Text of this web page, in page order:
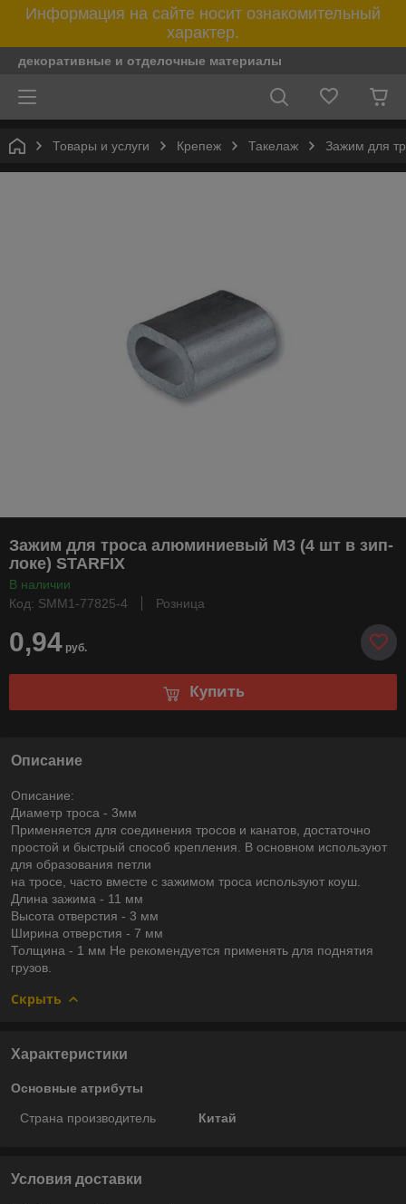
Информация на сайте носит ознакомительный
характер.
декоративные и отделочные материалы
Товары и услуги Крепеж Такелаж Зажим для
Зажим для троса алюминиевый М3 (4 шт в зип-
локе) STARFIX
В наличии
Код: SMM1-77825-4
Розница
0,94 руб.
Купить
Описание
Описание:
Диаметр троса - 3мм
Применяется для соединения тросов и канатов, достаточно
простой и быстрый способ крепления. В основном используют
для образования петли
на тросе, часто вместе с зажимом троса используют коуш.
Длина зажима - 11 мм
Высота отверстия - 3 мм
Ширина отверстия - 7 мм
Толщина - 1 мм Не рекомендуется применять для поднятия
грузов.
Скрыть
Характеристики
Основные атрибуты
Страна производитель Китай
Условия доставки